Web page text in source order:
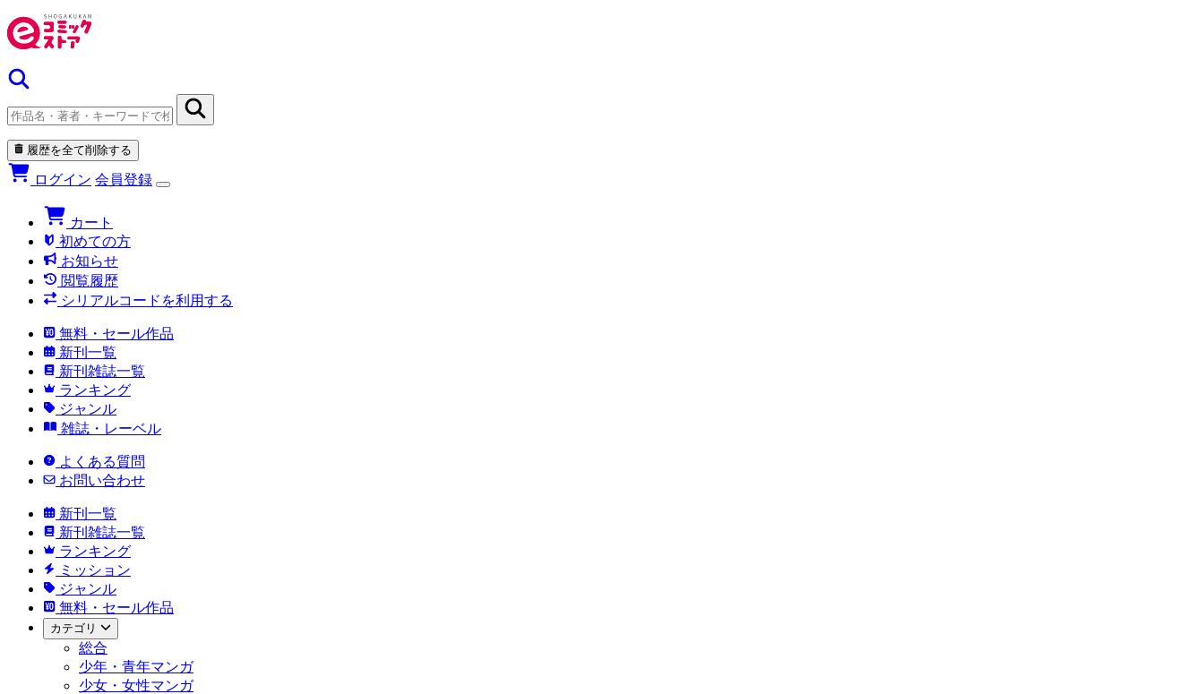
履歴を全て削除する
ログイン 会員登録
カート
初めての方
お知らせ
閲覧履歴
シリアルコードを利用する
無料・セール作品
新刊一覧
新刊雑誌一覧
ランキング
ジャンル
雑誌・レーベル
よくある質問
お問い合わせ
新刊一覧
新刊雑誌一覧
ランキング
ミッション
ジャンル
無料・セール作品
カテゴリ
総合
少年・青年マンガ
少女・女性マンガ